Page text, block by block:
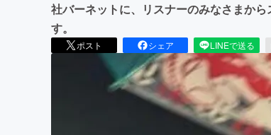
社バーネットに、リスナーのみなさまか
す。
ポスト シェア LINEで送る